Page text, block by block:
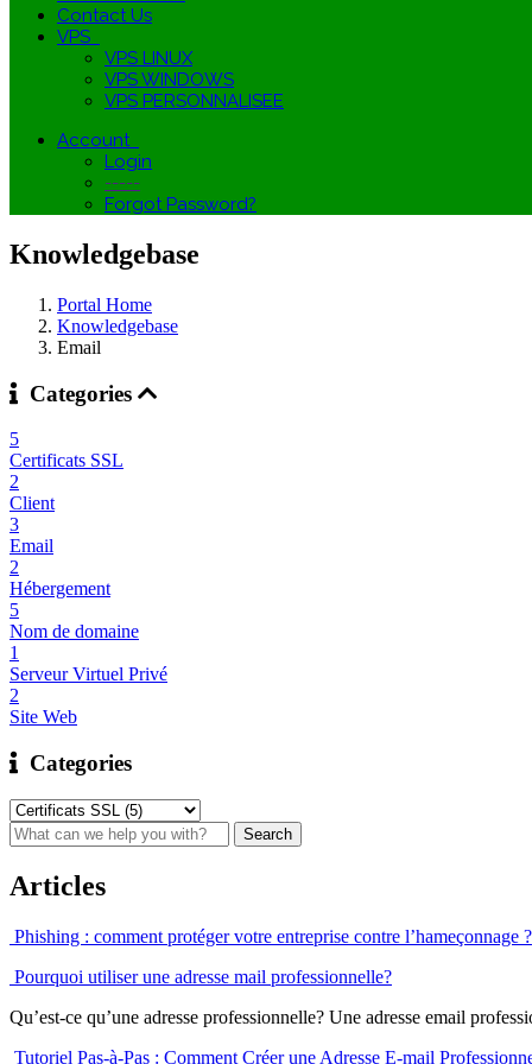
Contact Us
VPS
VPS LINUX
VPS WINDOWS
VPS PERSONNALISEE
Account
Login
-----
Forgot Password?
Knowledgebase
Portal Home
Knowledgebase
Email
Categories
5
Certificats SSL
2
Client
3
Email
2
Hébergement
5
Nom de domaine
1
Serveur Virtuel Privé
2
Site Web
Categories
Articles
Phishing : comment protéger votre entreprise contre l’hameçonnage ?
Pourquoi utiliser une adresse mail professionnelle?
Qu’est-ce qu’une adresse professionnelle? Une adresse email
Tutoriel Pas-à-Pas : Comment Créer une Adresse E-mail